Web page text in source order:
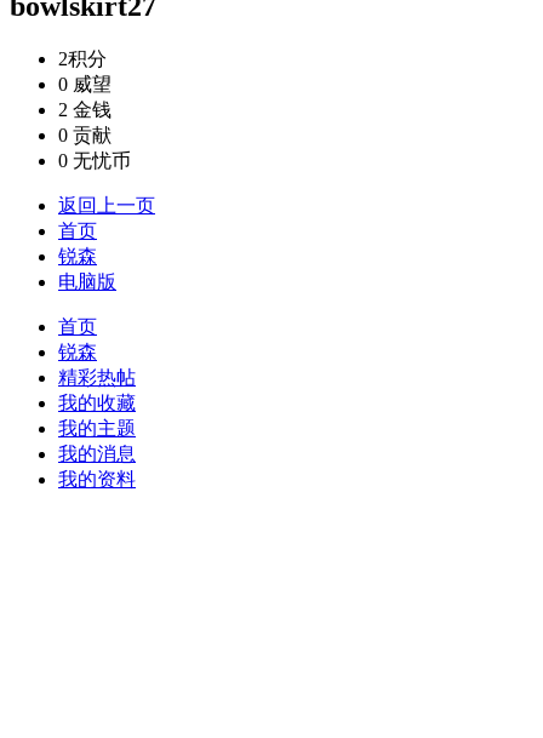
2积分
0 威望
2 金钱
0 贡献
0 无忧币
返回上一页
首页
锐森
电脑版
首页
锐森
精彩热帖
我的收藏
我的主题
我的消息
我的资料